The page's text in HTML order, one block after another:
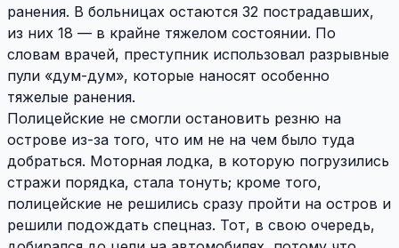
ранения. В больницах остаются 32 пострадавших,
из них 18 — в крайне тяжелом состоянии. По
словам врачей, преступник использовал разрывные
пули «дум-дум», которые наносят особенно
тяжелые ранения.
Полицейские не смогли остановить резню на
острове из-за того, что им не на чем было туда
добраться. Моторная лодка, в которую погрузились
стражи порядка, стала тонуть; кроме того,
полицейские не решились сразу пройти на остров и
решили подождать спецназ. Тот, в свою очередь,